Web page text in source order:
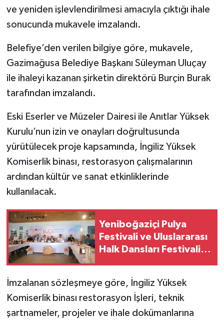
ve yeniden işlevlendirilmesi amacıyla çıktığı ihale
sonucunda mukavele imzalandı.
Belefiye’den verilen bilgiye göre, mukavele,
Gazimağusa Belediye Başkanı Süleyman Uluçay
ile ihaleyi kazanan şirketin direktörü Burçin Burak
tarafından imzalandı.
Eski Eserler ve Müzeler Dairesi ile Anıtlar Yüksek
Kurulu’nun izin ve onayları doğrultusunda
yürütülecek proje kapsamında, İngiliz Yüksek
Komiserlik binası, restorasyon çalışmalarının
ardından kültür ve sanat etkinliklerinde
kullanılacak.
Yeniboğaziçi Pulya
Festivali ve Uluslararası
Halk Dansları Festivali
başlayacak
İmzalanan sözleşmeye göre, İngiliz Yüksek
Komiserlik binası restorasyon İşleri, teknik
şartnameler, projeler ve ihale dokümanlarına